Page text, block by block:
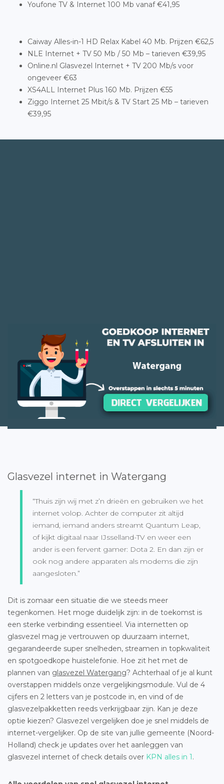
Youfone TV & Internet 100 Mb vanaf €41,95
Caiway Alles-in-1 HD Relax Kabel 40 Mb. Prijzen €62,5
NLE Internet + TV 50 Mb / 50 Mb – tarieven €39,95
Online.nl Glasvezel Internet + TV 200 Mb/s voor
ongeveer €63
XS4ALL Internet Plus 160 Mb. Prijzen €55
Ziggo Internet 25 Mbit/s & TV Start 25 Mb – tarieven
€39,95
Glasvezel internet in Watergang
“Thuis zijn wij met z’n drieën en gebruiken we het
internet volop. Achter de computer zit altijd
iemand, iemand anders streamt Quantum Leap,
of kijkt digitaal naar IJsselland-TV en weer een
ander is een fervent gamer: Dota 2. En dan zijn er
ook nog andere apparaten als modems die zijn
aangesloten.”
Dit is zomaar een situatie die we steeds meer
tegenkomen. Het moge duidelijk zijn: in de toekomst is
een sterke verbinding essentieel. Via internetten op
glasvezel mag je vertrouwen op duurzaam internet,
gegarandeerde super snelheden, streamen in topkwaliteit
en spotgoedkope huistelefonie. Hoe zit het met de
plannen van glasvezel Watergang? Achterhaal of je al kunt
overstappen middels onze vergelijkingsmodule. Vul de 4
cijfers en 2 letters van je postcode in, en vind of de
glasvezelpakketten reeds verkrijgbaar zijn. Kan je deze
optie kiezen? Glasvezel vergelijken doe je snel middels de
internet-vergelijker. Op de site van jullie gemeente (Noord-
Holland) check je updates over het aanleggen van
glasvezel internet of check details over KPN alles in 1.